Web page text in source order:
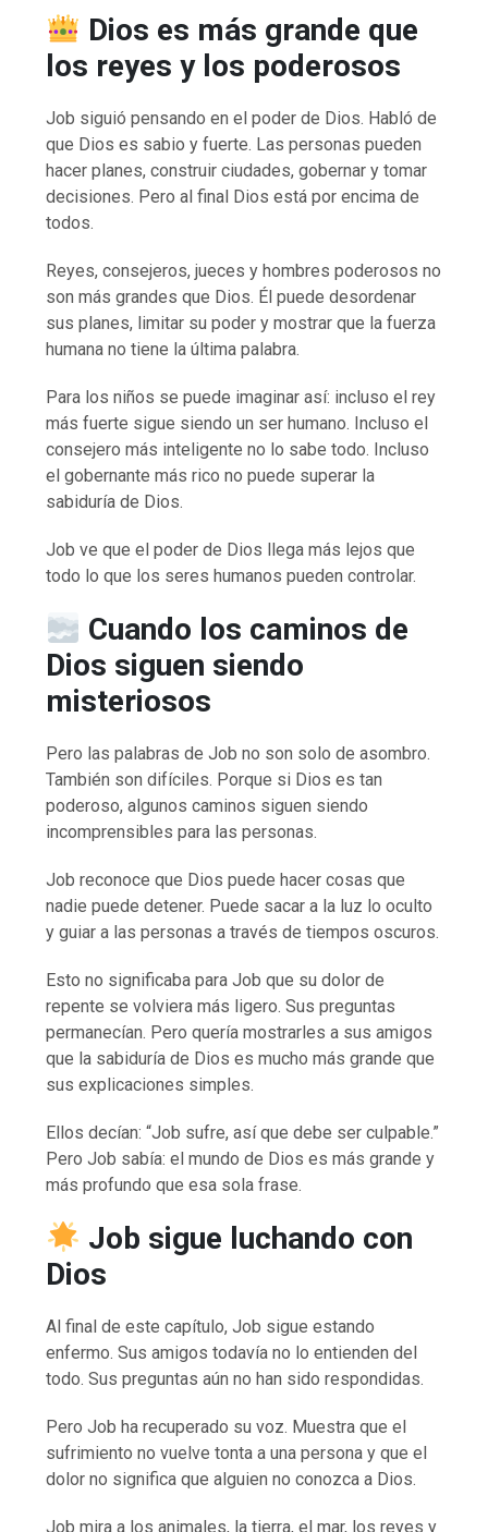
Dios es más grande que
los reyes y los poderosos
Job siguió pensando en el poder de Dios. Habló de
que Dios es sabio y fuerte. Las personas pueden
hacer planes, construir ciudades, gobernar y tomar
decisiones. Pero al final Dios está por encima de
todos.
Reyes, consejeros, jueces y hombres poderosos no
son más grandes que Dios. Él puede desordenar
sus planes, limitar su poder y mostrar que la fuerza
humana no tiene la última palabra.
Para los niños se puede imaginar así: incluso el rey
más fuerte sigue siendo un ser humano. Incluso el
consejero más inteligente no lo sabe todo. Incluso
el gobernante más rico no puede superar la
sabiduría de Dios.
Job ve que el poder de Dios llega más lejos que
todo lo que los seres humanos pueden controlar.
Cuando los caminos de
Dios siguen siendo
misteriosos
Pero las palabras de Job no son solo de asombro.
También son difíciles. Porque si Dios es tan
poderoso, algunos caminos siguen siendo
incomprensibles para las personas.
Job reconoce que Dios puede hacer cosas que
nadie puede detener. Puede sacar a la luz lo oculto
y guiar a las personas a través de tiempos oscuros.
Esto no significaba para Job que su dolor de
repente se volviera más ligero. Sus preguntas
permanecían. Pero quería mostrarles a sus amigos
que la sabiduría de Dios es mucho más grande que
sus explicaciones simples.
Ellos decían: “Job sufre, así que debe ser culpable.”
Pero Job sabía: el mundo de Dios es más grande y
más profundo que esa sola frase.
Job sigue luchando con
Dios
Al final de este capítulo, Job sigue estando
enfermo. Sus amigos todavía no lo entienden del
todo. Sus preguntas aún no han sido respondidas.
Pero Job ha recuperado su voz. Muestra que el
sufrimiento no vuelve tonta a una persona y que el
dolor no significa que alguien no conozca a Dios.
Job mira a los animales, la tierra, el mar, los reyes y